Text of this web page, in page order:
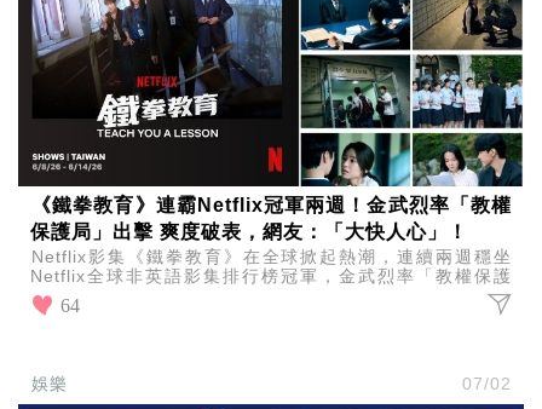
《鐵拳教育》連霸Netflix冠軍兩週！金武烈率「教權
保護局」出擊 爽度破表，網友：「大快人心」！
Netflix影集《鐵拳教育》在全球掀起熱潮，連續兩週穩坐
Netflix全球非英語影集排行榜冠軍，金武烈率「教權保護
局」出擊爽度破表，網友直喊：「大快人心」！
64
娛樂 07/02